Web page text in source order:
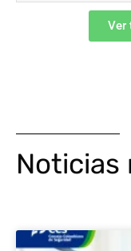
Ver
Noticias